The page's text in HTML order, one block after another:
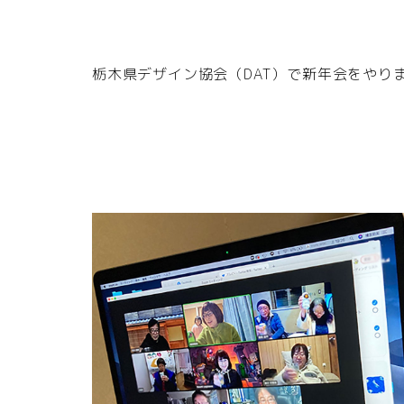
栃木県デザイン協会（DAT）で新年会をやり